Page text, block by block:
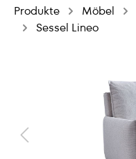
Produkte Möbel
Sessel Lineo